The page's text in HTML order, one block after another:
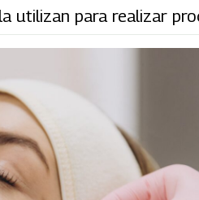
utilizan para realizar